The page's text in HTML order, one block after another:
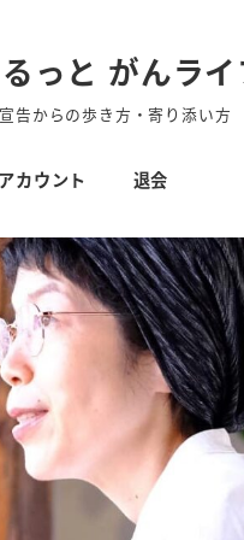
っと がんラ
告からの歩き方・寄り添い方
アカウント 退会